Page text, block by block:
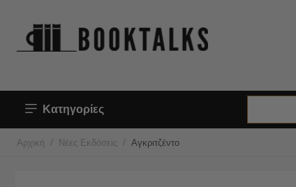
Κατηγορίες
Αρχική / Νέες Εκδόσεις / Αγκριτζέντο